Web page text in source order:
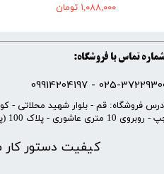
۱,۰۸۸,۰۰۰ تومان
شماره تماس با فروشگاه:
025-37229300 -
کیفیت دستور
10 متری عاشوری - پلاک 100 (پوشاک گلپوش)